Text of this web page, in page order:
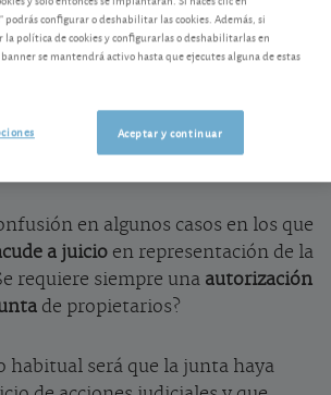
Es el órgano al que la Ley de
atribuye la representación de
actuar frente a terceros debe
con el acta de la junta
o el certificado del acuerdo de su
en algunos casos en los que
a juicio en representación de la
requiere siempre una autorización
de propietarios?
habitual será que la junta haya
podrás configurar o deshabilitar las cookies. Además, si
la política de cookies y configurarlas o deshabilitarlas en
se mantendrá activo hasta que ejecutes alguna de estas
Aceptar y continuar